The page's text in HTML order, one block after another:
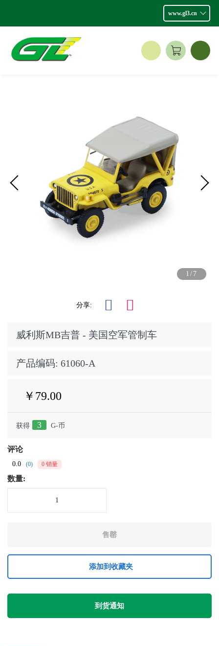
www.gl3.cn
1/7
分享:
威利斯MB吉普 - 美国空军管制车
产品编码: 61060-A
￥79.00
获得 3 G-币
评论
0.0 (0) 0 销量
数量:
添加到收藏夹
到货通知